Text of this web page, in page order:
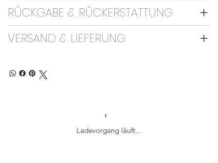
RÜCKGABE & RÜCKERSTATTUNG
VERSAND & LIEFERUNG
Ladevorgang läuft...